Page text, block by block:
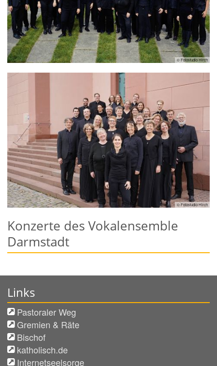
© Fotostudio Hirch
© Fotostudio Hirch
Konzerte des Vokalensemble
Darmstadt
Links
Pastoraler Weg
Gremien & Räte
Bischof
katholisch.de
Internetseelsorge